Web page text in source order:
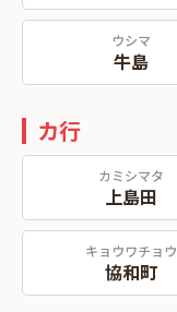
ウシマ
牛島
カ行
カミシマタ
上島田
キョウワチョウ
協和町